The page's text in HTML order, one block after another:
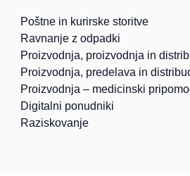
Poštne in kurirske storitve
Ravnanje z odpadki
Proizvodnja, proizvodnja in
Proizvodnja, predelava in
Proizvodnja – medicinski
Digitalni ponudniki
Raziskovanje